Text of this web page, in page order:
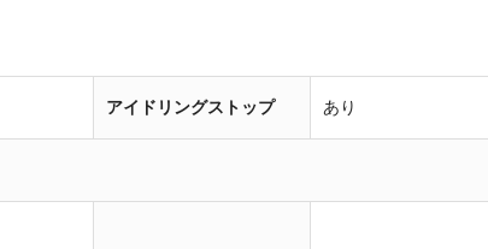
アイドリングストップ あり